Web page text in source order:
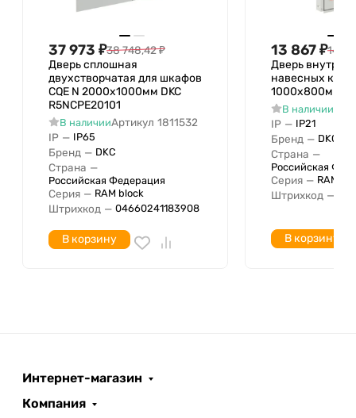
37 973 ₽38 748,42₽
Дверь сплошная
двухстворчатая для шкафов
CQE N 2000х1000мм DKC
R5NCPE20101
В наличииАртикул 1811532
IP — IP65
Бренд — DKC
Страна —
Российская Федерация
Серия — RAM block
Штрихкод — 04660241183908
В корзину
13 867₽14
Дверь
навесных
1000х800мм
В наличии
IP — IP21
Бренд — DKC
Страна —
Российская
Серия — RAM
Штрихкод —
В корзину
Интернет-магазин
Компания